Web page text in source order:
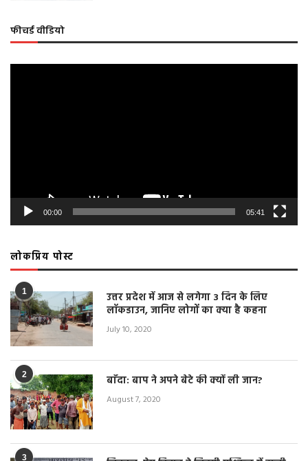
फीचर्ड वीडियो
00:00 05:41
लोकप्रिय पोस्ट
1
उत्तर प्रदेश में आज से लगेगा 3 दिन के लिए
लॉकडाउन, जानिए लोगों का क्या है कहना
July 10, 2020
2 बाँदा: बाप ने अपने बेटे की क्यों ली जान?
August 7, 2020
3